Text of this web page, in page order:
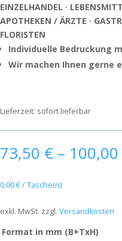
EINZELHANDEL ·
APOTHEKEN / ÄRZTE ·
FLORISTEN
Individuelle Bedruckung
Wir machen Ihnen gerne
Lieferzeit: sofort lieferbar
73,50 € – 100,00
0,00€/Tasche(n)
exkl. MwSt. zzgl. Versandkosten
Format in mm (B+TxH)